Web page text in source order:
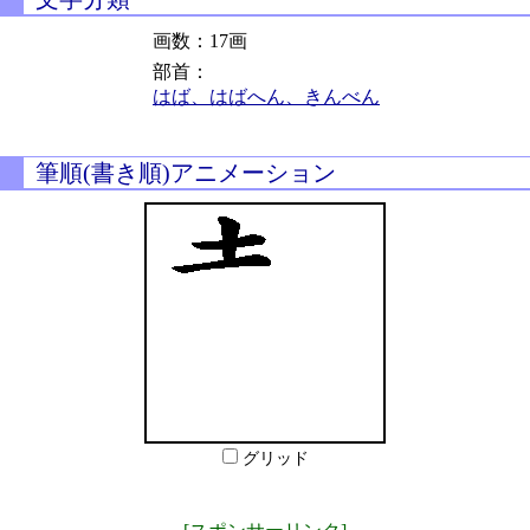
画数：17画
部首：
はば、はばへん、きんべん
筆順(書き順)アニメーション
グリッド